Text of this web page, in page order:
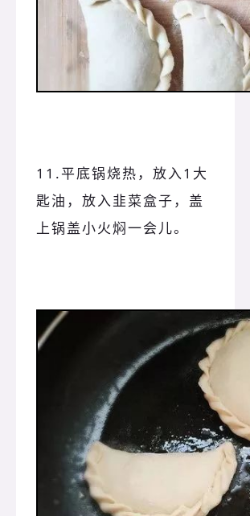
11.平底锅烧热，放入1大
匙油，放入韭菜盒子，盖
上锅盖小火焖一会儿。